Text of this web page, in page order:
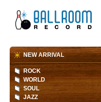
NEW ARRIVAL
ROCK
WORLD
SOUL
JAZZ